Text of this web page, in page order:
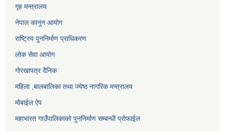
गृह मन्त्रालय
नेपाल कानुन आयोग
राष्ट्रिय पुननिर्माण प्राधिकरण
लोक सेवा आयोग
गोरखापत्र दैनिक
महिला ,बालबालिका तथा ज्येष्ठ नागरिक मन्त्रालय
मोबाईल ऐप
महाभारत गाउँपालिकाको पुननिर्माण सम्बन्धी प्रोफाईल